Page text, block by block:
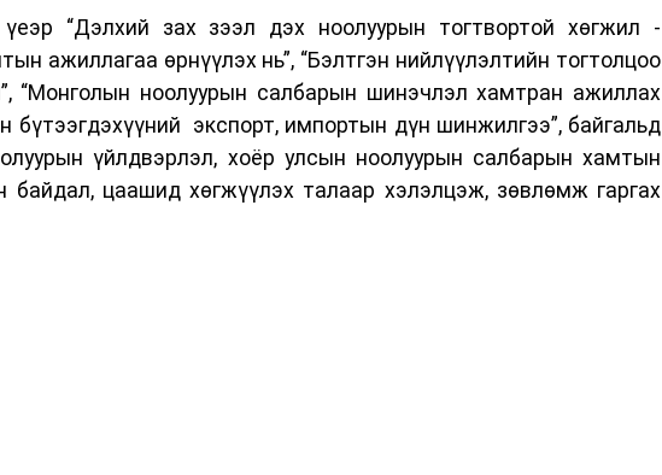
“Дэлхий зах зээл дэх ноолуурын тогтвортой хөгжил -
ажиллагаа өрнүүлэх нь”, “Бэлтгэн нийлүүлэлтийн тогтолцоо
“Монголын ноолуурын салбарын шинэчлэл хамтран ажиллах
бүтээгдэхүүний экспорт, импортын дүн шинжилгээ”, байгальд
үйлдвэрлэл, хоёр улсын ноолуурын салбарын хамтын
байдал, цаашид хөгжүүлэх талаар хэлэлцэж, зөвлөмж гаргах